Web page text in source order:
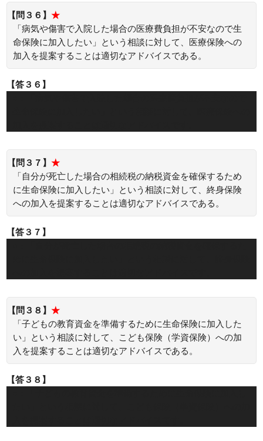
【問３６】★
「病気や傷害で入院した場合の医療費負担が不安なので生
命保険に加入したい」という相談に対して、医療保険への
加入を提案することは適切なアドバイスである。
【答３６】
【問３７】★
「自分が死亡した場合の相続税の納税資金を確保するため
に生命保険に加入したい」という相談に対して、終身保険
への加入を提案することは適切なアドバイスである。
【答３７】
【問３８】★
「子どもの教育資金を準備するために生命保険に加入した
い」という相談に対して、こども保険（学資保険）への加
入を提案することは適切なアドバイスである。
【答３８】